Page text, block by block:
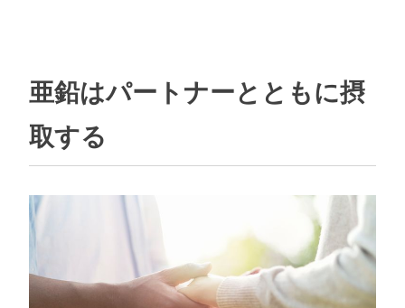
亜鉛はパートナーとともに摂
取する